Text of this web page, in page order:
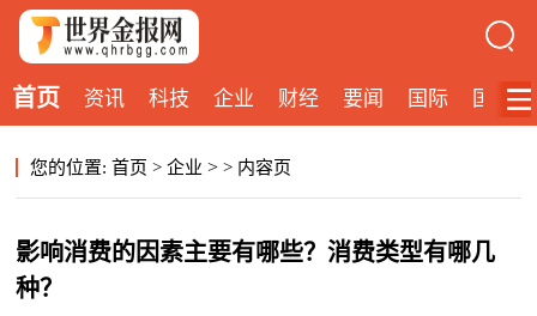
首页 资讯 科技 企业 财经 要闻 国际 国内
您的位置: 首页 > 企业 > > 内容页
影响消费的因素主要有哪些？消费类型有哪几
种？